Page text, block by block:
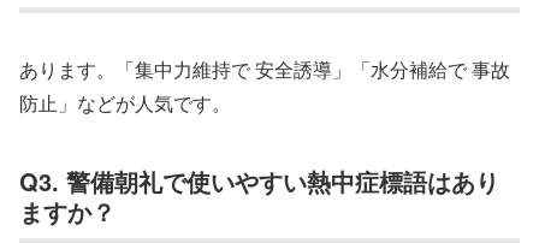
あります。「集中力維持で 安全誘導」「水分補給で 事故
防止」などが人気です。
Q3. 警備朝礼で使いやすい熱中症標語はあり
ますか？